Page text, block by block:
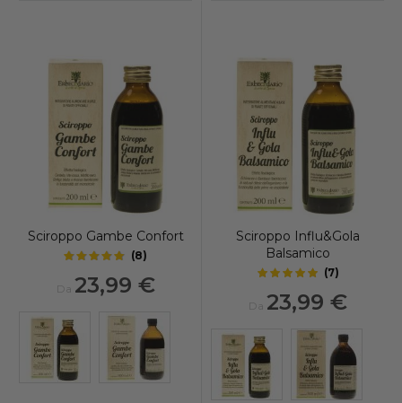
Sciroppo Gambe Confort
(8)
Da 23,99 €
Sciroppo Influ&Gola
Balsamico
(7)
Da 23,99 €